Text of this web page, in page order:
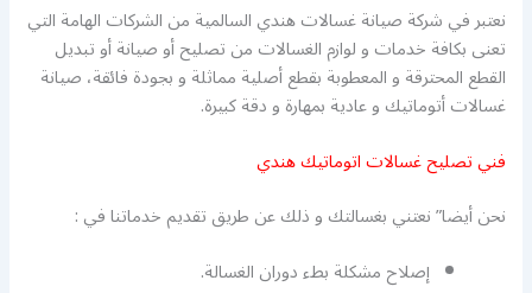
نعتبر في شركة صيانة غسالات هندي السالمية من الشركات الهامة التي
تعنى بكافة خدمات و لوازم الغسالات من تصليح أو صيانة أو تبديل
القطع المحترقة و المعطوبة بقطع أصلية مماثلة و بجودة فائقة، صيانة
غسالات أتوماتيك و عادية بمهارة و دقة كبيرة.
فني تصليح غسالات اتوماتيك هندي
نحن أيضا” نعتني بغسالتك و ذلك عن طريق تقديم خدماتنا في :
إصلاح مشكلة بطء دوران الغسالة.